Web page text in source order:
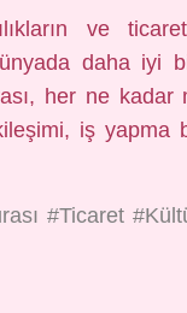
ve
daha iyi
her ne
iş yapma
#Ticaret